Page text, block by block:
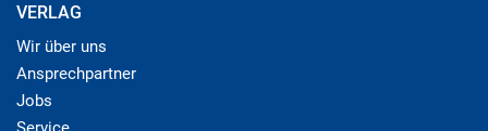
VERLAG
Wir über uns
Ansprechpartner
Jobs